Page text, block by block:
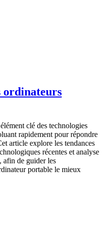
ordinateurs
clé des technologies
rapidement pour répondre
article explore les tendances
récentes et analyse
afin de guider les
portable le mieux